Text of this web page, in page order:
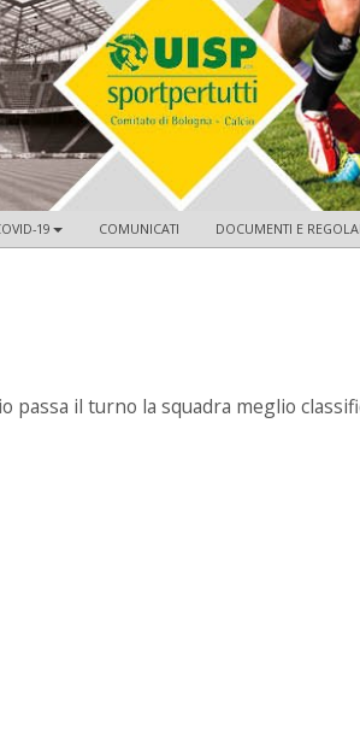
19 COMUNICATI DOCUMENTI E
passa il turno la squadra meglio